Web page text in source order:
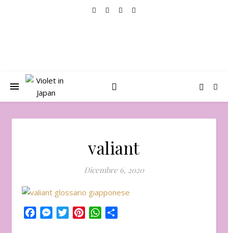
valiant
Dicembre 6, 2020
FacebookMessenger
TwitterPinterestWhatsApp